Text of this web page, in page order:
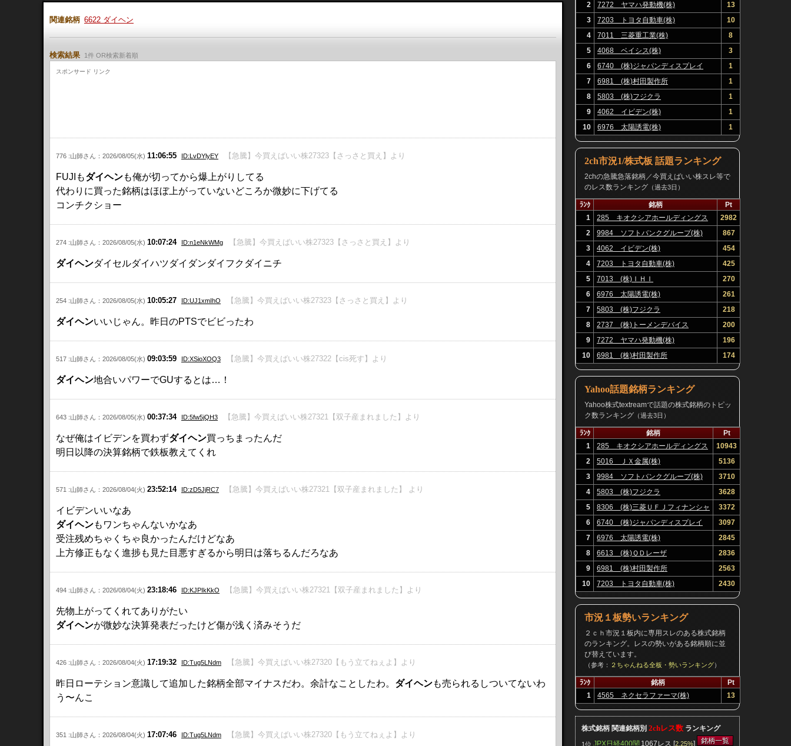
関連銘柄 6622 ダイヘン
検索結果 1件 OR検索新着順
スポンサード リンク
776 :山師さん：2026/08/05(水) 11:06:55 ID:LvDYlyEY 【急騰】今買えばいい株27323【さっさと買え】より
FUJIもダイヘンも俺が切ってから爆上がりしてる
代わりに買った銘柄はほぼ上がっていないどころか微妙に下げてる
コンチクショー
274 :山師さん：2026/08/05(水) 10:07:24 ID:n1eNkWMg 【急騰】今買えばいい株27323【さっさと買え】より
ダイヘンダイセルダイハツダイダンダイフクダイニチ
254 :山師さん：2026/08/05(水) 10:05:27 ID:UJ1xmIhO 【急騰】今買えばいい株27323【さっさと買え】より
ダイヘンいいじゃん。昨日のPTSでビビったわ
517 :山師さん：2026/08/05(水) 09:03:59 ID:XSioXOQ3 【急騰】今買えばいい株27322【cis死す】より
ダイヘン地合いパワーでGUするとは…！
643 :山師さん：2026/08/05(水) 00:37:34 ID:5fw5jQH3 【急騰】今買えばいい株27321【双子産まれました】より
なぜ俺はイビデンを買わずダイヘン買っちまったんだ
明日以降の決算銘柄で鉄板教えてくれ
571 :山師さん：2026/08/04(火) 23:52:14 ID:zD5JjRC7 【急騰】今買えばいい株27321【双子産まれました】 より
イビデンいいなあ
ダイヘンもワンちゃんないかなあ
受注残めちゃくちゃ良かったんだけどなあ
上方修正もなく進捗も見た目悪すぎるから明日は落ちるんだろなあ
494 :山師さん：2026/08/04(火) 23:18:46 ID:KJPIkKkO 【急騰】今買えばいい株27321【双子産まれました】より
先物上がってくれてありがたい
ダイヘンが微妙な決算発表だったけど傷が浅く済みそうだ
426 :山師さん：2026/08/04(火) 17:19:32 ID:Tug5LNdm 【急騰】今買えばいい株27320【もう立てねぇよ】より
昨日ローテション意識して追加した銘柄全部マイナスだわ。余計なことしたわ。 ダイヘンも売られるしついてないわ
う〜んこ
351 :山師さん：2026/08/04(火) 17:07:46 ID:Tug5LNdm 【急騰】今買えばいい株27320【もう立てねぇよ】より
2
7272 ヤマハ発動機(株)
13
3
7203 トヨタ自動車(株)
10
4
7011 三菱重工業(株)
8
5
4068 ベイシス(株)
3
6
6740 (株)ジャパンディスプレイ
1
7
6981 (株)村田製作所
1
8
5803 (株)フジクラ
1
9
4062 イビデン(株)
1
10
6976 太陽誘電(株) 1
2ch市況1/株式板 話題ランキング
2chの急騰急落銘柄／今買えばいい株スレ等で
のレス数ランキング（過去3日）
ﾗﾝｸ 銘柄
Pt
1
285 キオクシアホールディングス
(株)
2982
2
9984 ソフトバンクグループ(株)
867
3
4062 イビデン(株)
454
4
7203 トヨタ自動車(株)
425
5
7013 (株)ＩＨＩ
270
6
6976 太陽誘電(株)
261
7
5803 (株)フジクラ
218
8
2737 (株)トーメンデバイス
200
9
7272 ヤマハ発動機(株)
196
10
6981 (株)村田製作所 174
Yahoo話題銘柄ランキング
Yahoo株式textreamで話題の株式銘柄のトピッ
ク数ランキング（過去3日）
ﾗﾝｸ 銘柄
Pt
1
285 キオクシアホールディングス
(株)
10943
2
5016 ＪＸ金属(株)
5136
3
9984 ソフトバンクグループ(株)
3710
4
5803 (株)フジクラ
3628
5
8306 (株)三菱ＵＦＪフィナンシャ
ル・グループ
3372
6
6740 (株)ジャパンディスプレイ
3097
7
6976 太陽誘電(株)
2845
8
6613 (株)ＱＤレーザ
2836
9
6981 (株)村田製作所
2563
10
7203 トヨタ自動車(株) 2430
市況１板勢いランキング
２ｃｈ市況１板内に専用スレのある株式銘柄
のランキング。レスの勢いがある銘柄順に並
び替えています。
（参考：２ちゃんねる全板・勢いランキング）
ﾗﾝｸ 銘柄
Pt
1
4565 ネクセラファーマ(株) 13
株式銘柄 関連銘柄別 2chレス数 ランキング
1位 JPX日経400関 1067レス [2.25%] 銘柄一覧